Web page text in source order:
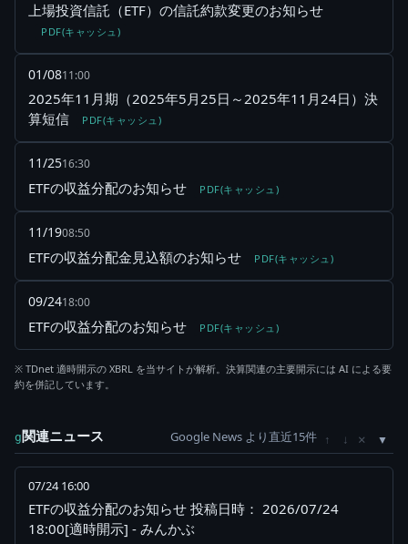
上場投資信託（ETF）の信託約款変更のお知らせ
PDF(キャッシュ)
01/0811:00
2025年11月期（2025年5月25日～2025年11月24日）決
算短信
PDF(キャッシュ)
11/2516:30
ETFの収益分配のお知らせ PDF(キャッシュ)
11/1908:50
ETFの収益分配金見込額のお知らせ PDF(キャッシュ)
09/2418:00
ETFの収益分配のお知らせ PDF(キャッシュ)
※ TDnet 適時開示の XBRL を当サイトが解析。決算関連の主要開示には AI による要
約を併記しています。
g関連ニュース Google News より直近15件 ↑ ↓ ×
07/24 16:00
ETFの収益分配のお知らせ 投稿日時： 2026/07/24
18:00[適時開示] - みんかぶ